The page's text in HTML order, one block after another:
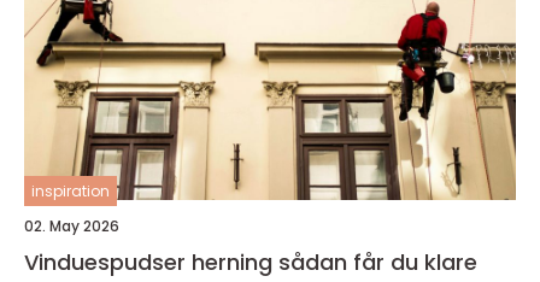
inspiration
02. May 2026
Vinduespudser herning sådan får du klare